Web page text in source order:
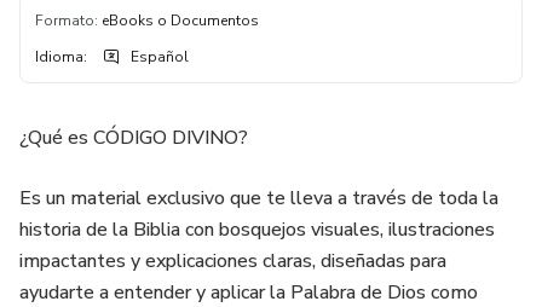
Formato: eBooks o Documentos
Idioma: Español
¿Qué es CÓDIGO DIVINO?
Es un material exclusivo que te lleva a través de toda la
historia de la Biblia con bosquejos visuales, ilustraciones
impactantes y explicaciones claras, diseñadas para
ayudarte a entender y aplicar la Palabra de Dios como